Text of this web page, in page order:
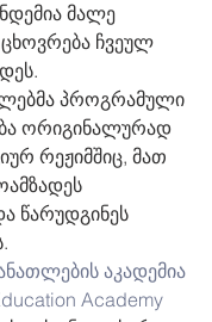
მალე
ჩვეულ
პროგრამული
ორიგინალურად
რეჟიმშიც, მათ
წარუდგინეს
აკადემია
Academy